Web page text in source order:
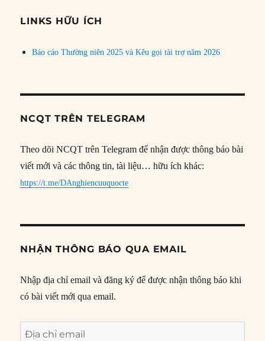
đề
LINKS HỮU ÍCH
Báo cáo Thường niên 2025 và Kêu gọi tài trợ năm 2026
NCQT TRÊN TELEGRAM
Theo dõi NCQT trên Telegram để nhận được thông báo bài
viết mới và các thông tin, tài liệu… hữu ích khác:
https://t.me/DAnghiencuuquocte
NHẬN THÔNG BÁO QUA EMAIL
Nhập địa chỉ email và đăng ký để được nhận thông báo khi
có bài viết mới qua email.
Địa